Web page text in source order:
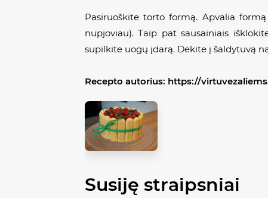
Pasiruoškite torto formą. Apvalia
nupjoviau). Taip pat sausainiais
supilkite uogų įdarą. Dėkite į šaldytuvą
Recepto autorius: https://
Susiję straipsniai